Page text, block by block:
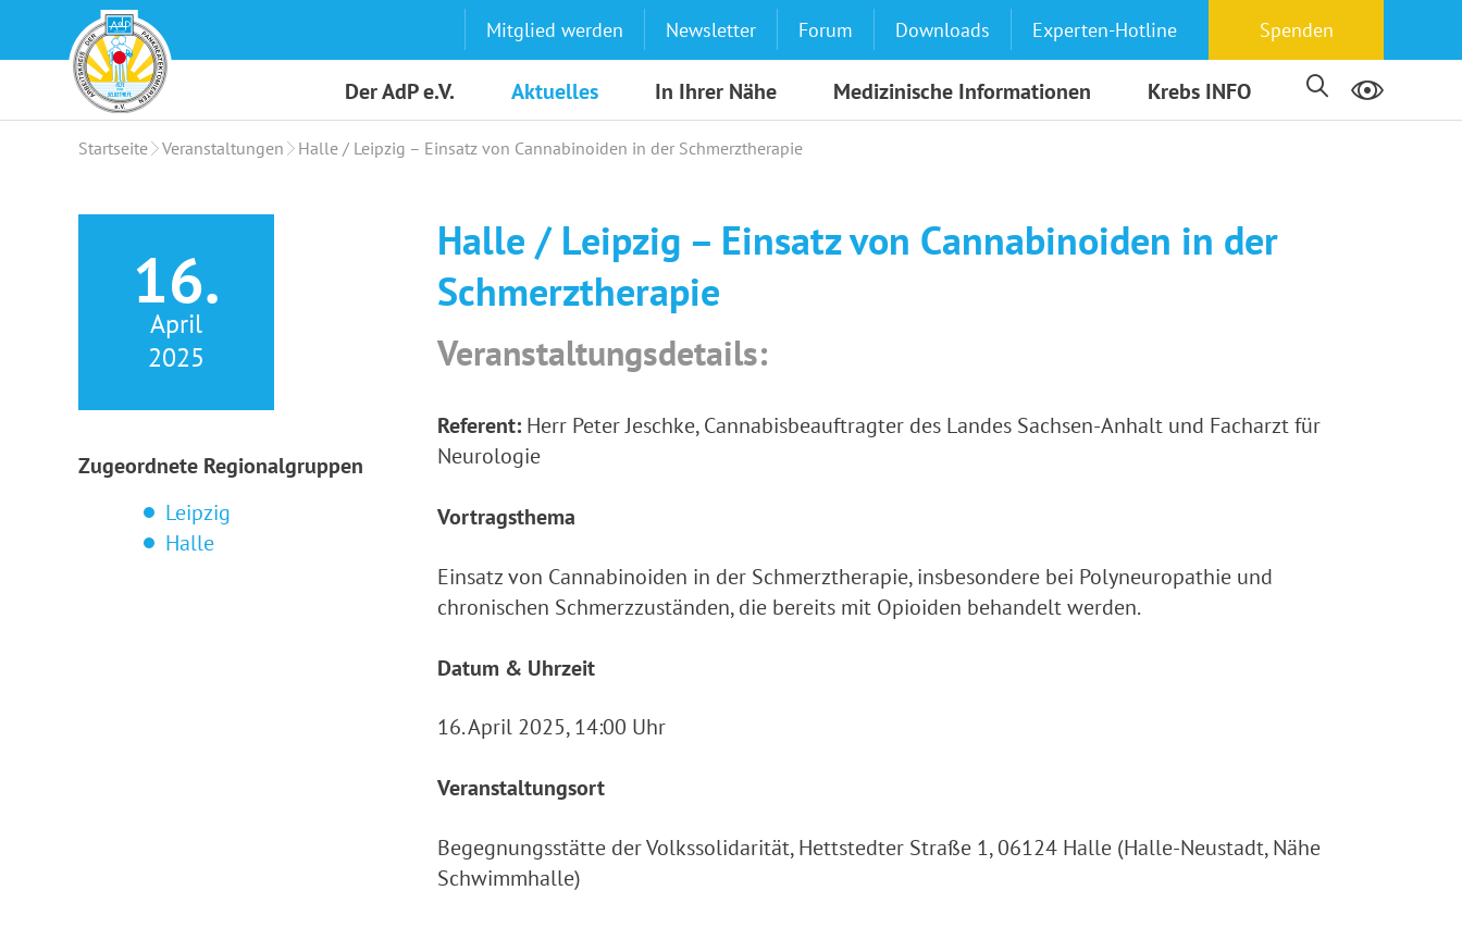
Mitglied werden Newsletter Forum Downloads Experten-Hotline Spenden
Der AdP e.V. Aktuelles In Ihrer Nähe Medizinische Informationen Krebs INFO
Startseite Veranstaltungen Halle / Leipzig – Einsatz von Cannabinoiden in der Schmerztherapie
16.
April
2025
Zugeordnete Regionalgruppen
Leipzig
Halle
Halle / Leipzig – Einsatz von Cannabinoiden in der
Schmerztherapie
Veranstaltungsdetails:
Referent: Herr Peter Jeschke, Cannabisbeauftragter des Landes Sachsen-Anhalt und Facharzt für
Neurologie
Vortragsthema
Einsatz von Cannabinoiden in der Schmerztherapie, insbesondere bei Polyneuropathie und
chronischen Schmerzzuständen, die bereits mit Opioiden behandelt werden.
Datum & Uhrzeit
16. April 2025, 14:00 Uhr
Veranstaltungsort
Begegnungsstätte der Volkssolidarität, Hettstedter Straße 1, 06124 Halle (Halle-Neustadt, Nähe
Schwimmhalle)